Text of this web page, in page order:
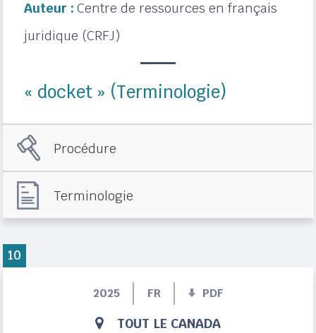
Auteur : Centre de ressources en français
juridique (CRFJ)
« docket » (Terminologie)
Procédure
Terminologie
2025 FR PDF
TOUT LE CANADA
10